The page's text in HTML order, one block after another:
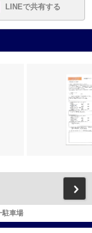
LINEで共有する
駐車場